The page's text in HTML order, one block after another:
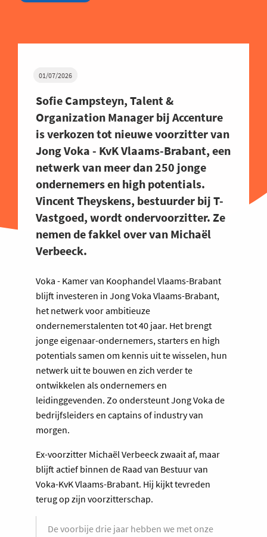
01/07/2026
Sofie Campsteyn, Talent &
Organization Manager bij Accenture
is verkozen tot nieuwe voorzitter van
Jong Voka - KvK Vlaams-Brabant, een
netwerk van meer dan 250 jonge
ondernemers en high potentials.
Vincent Theyskens, bestuurder bij T-
Vastgoed, wordt ondervoorzitter. Ze
nemen de fakkel over van Michaël
Verbeeck.
Voka - Kamer van Koophandel Vlaams-Brabant
blijft investeren in Jong Voka Vlaams-Brabant,
het netwerk voor ambitieuze
ondernemerstalenten tot 40 jaar. Het brengt
jonge eigenaar-ondernemers, starters en high
potentials samen om kennis uit te wisselen, hun
netwerk uit te bouwen en zich verder te
ontwikkelen als ondernemers en
leidinggevenden. Zo ondersteunt Jong Voka de
bedrijfsleiders en captains of industry van
morgen.
Ex-voorzitter Michaël Verbeeck zwaait af, maar
blijft actief binnen de Raad van Bestuur van
Voka-KvK Vlaams-Brabant. Hij kijkt tevreden
terug op zijn voorzitterschap.
De voorbije drie jaar hebben we met onze